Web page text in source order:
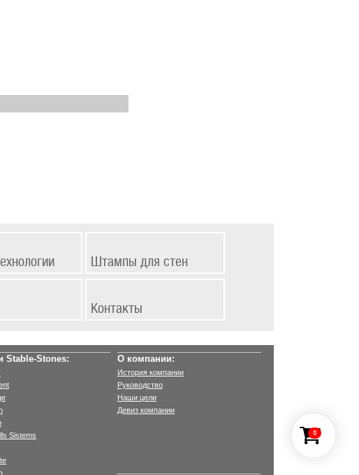
см.
Штампы для стен
Контакты
Stable-Stones:
Sistems
О компании:
История компании
Руководство
Наши цели
Девиз компании
0